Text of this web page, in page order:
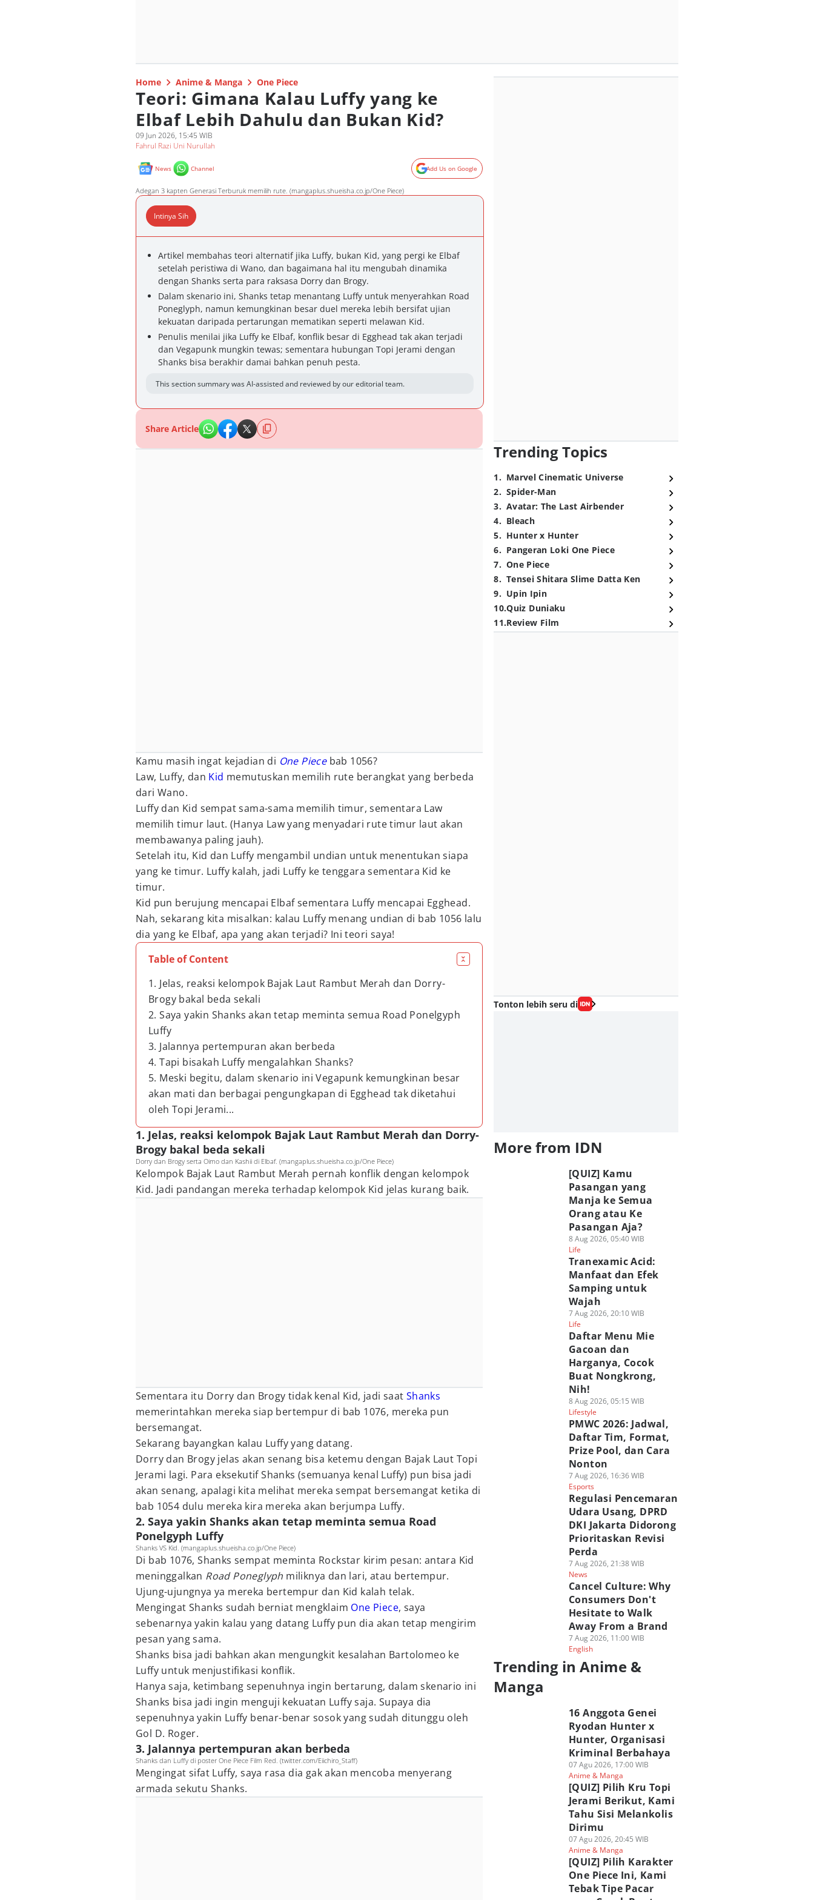
Home Anime & Manga One Piece
Teori: Gimana Kalau Luffy yang ke
Elbaf Lebih Dahulu dan Bukan Kid?
09 Jun 2026, 15:45 WIB
Fahrul Razi Uni Nurullah
News Channel Add Us on Google
Adegan 3 kapten Generasi Terburuk memilih rute. (mangaplus.shueisha.co.jp/One Piece)
Intinya Sih
Artikel membahas teori alternatif jika Luffy, bukan Kid, yang pergi ke Elbaf
setelah peristiwa di Wano, dan bagaimana hal itu mengubah dinamika
dengan Shanks serta para raksasa Dorry dan Brogy.
Dalam skenario ini, Shanks tetap menantang Luffy untuk menyerahkan Road
Poneglyph, namun kemungkinan besar duel mereka lebih bersifat ujian
kekuatan daripada pertarungan mematikan seperti melawan Kid.
Penulis menilai jika Luffy ke Elbaf, konflik besar di Egghead tak akan terjadi
dan Vegapunk mungkin tewas; sementara hubungan Topi Jerami dengan
Shanks bisa berakhir damai bahkan penuh pesta.
This section summary was AI-assisted and reviewed by our editorial team.
Share Article
Kamu masih ingat kejadian di One Piece bab 1056?
Law, Luffy, dan Kid memutuskan memilih rute berangkat yang berbeda
dari Wano.
Luffy dan Kid sempat sama-sama memilih timur, sementara Law
memilih timur laut. (Hanya Law yang menyadari rute timur laut akan
membawanya paling jauh).
Setelah itu, Kid dan Luffy mengambil undian untuk menentukan siapa
yang ke timur. Luffy kalah, jadi Luffy ke tenggara sementara Kid ke
timur.
Kid pun berujung mencapai Elbaf sementara Luffy mencapai Egghead.
Nah, sekarang kita misalkan: kalau Luffy menang undian di bab 1056 lalu
dia yang ke Elbaf, apa yang akan terjadi? Ini teori saya!
Table of Content
1. Jelas, reaksi kelompok Bajak Laut Rambut Merah dan Dorry-
Brogy bakal beda sekali
2. Saya yakin Shanks akan tetap meminta semua Road Ponelgyph
Luffy
3. Jalannya pertempuran akan berbeda
4. Tapi bisakah Luffy mengalahkan Shanks?
5. Meski begitu, dalam skenario ini Vegapunk kemungkinan besar
akan mati dan berbagai pengungkapan di Egghead tak diketahui
oleh Topi Jerami...
1. Jelas, reaksi kelompok Bajak Laut Rambut Merah dan Dorry-
Brogy bakal beda sekali
Dorry dan Brogy serta Oimo dan Kashii di Elbaf. (mangaplus.shueisha.co.jp/One Piece)
Kelompok Bajak Laut Rambut Merah pernah konflik dengan kelompok
Kid. Jadi pandangan mereka terhadap kelompok Kid jelas kurang baik.
Sementara itu Dorry dan Brogy tidak kenal Kid, jadi saat Shanks
memerintahkan mereka siap bertempur di bab 1076, mereka pun
bersemangat.
Sekarang bayangkan kalau Luffy yang datang.
Dorry dan Brogy jelas akan senang bisa ketemu dengan Bajak Laut Topi
Jerami lagi. Para eksekutif Shanks (semuanya kenal Luffy) pun bisa jadi
akan senang, apalagi kita melihat mereka sempat bersemangat ketika di
bab 1054 dulu mereka kira mereka akan berjumpa Luffy.
2. Saya yakin Shanks akan tetap meminta semua Road
Ponelgyph Luffy
Shanks VS Kid. (mangaplus.shueisha.co.jp/One Piece)
Di bab 1076, Shanks sempat meminta Rockstar kirim pesan: antara Kid
meninggalkan Road Poneglyph miliknya dan lari, atau bertempur.
Ujung-ujungnya ya mereka bertempur dan Kid kalah telak.
Mengingat Shanks sudah berniat mengklaim One Piece, saya
sebenarnya yakin kalau yang datang Luffy pun dia akan tetap mengirim
pesan yang sama.
Shanks bisa jadi bahkan akan mengungkit kesalahan Bartolomeo ke
Luffy untuk menjustifikasi konflik.
Hanya saja, ketimbang sepenuhnya ingin bertarung, dalam skenario ini
Shanks bisa jadi ingin menguji kekuatan Luffy saja. Supaya dia
sepenuhnya yakin Luffy benar-benar sosok yang sudah ditunggu oleh
Gol D. Roger.
3. Jalannya pertempuran akan berbeda
Shanks dan Luffy di poster One Piece Film Red. (twitter.com/Eiichiro_Staff)
Mengingat sifat Luffy, saya rasa dia gak akan mencoba menyerang
armada sekutu Shanks.
Trending Topics
1. Marvel Cinematic Universe
2. Spider-Man
3. Avatar: The Last Airbender
4. Bleach
5. Hunter x Hunter
6. Pangeran Loki One Piece
7. One Piece
8. Tensei Shitara Slime Datta Ken
9. Upin Ipin
10.Quiz Duniaku
11.Review Film
Tonton lebih seru di
More from IDN
[QUIZ] Kamu
Pasangan yang
Manja ke Semua
Orang atau Ke
Pasangan Aja?
8 Aug 2026, 05:40 WIB
Life
Tranexamic Acid:
Manfaat dan Efek
Samping untuk
Wajah
7 Aug 2026, 20:10 WIB
Life
Daftar Menu Mie
Gacoan dan
Harganya, Cocok
Buat Nongkrong,
Nih!
8 Aug 2026, 05:15 WIB
Lifestyle
PMWC 2026: Jadwal,
Daftar Tim, Format,
Prize Pool, dan Cara
Nonton
7 Aug 2026, 16:36 WIB
Esports
Regulasi Pencemaran
Udara Usang, DPRD
DKI Jakarta Didorong
Prioritaskan Revisi
Perda
7 Aug 2026, 21:38 WIB
News
Cancel Culture: Why
Consumers Don't
Hesitate to Walk
Away From a Brand
7 Aug 2026, 11:00 WIB
English
Trending in Anime &
Manga
16 Anggota Genei
Ryodan Hunter x
Hunter, Organisasi
Kriminal Berbahaya
07 Agu 2026, 17:00 WIB
Anime & Manga
[QUIZ] Pilih Kru Topi
Jerami Berikut, Kami
Tahu Sisi Melankolis
Dirimu
07 Agu 2026, 20:45 WIB
Anime & Manga
[QUIZ] Pilih Karakter
One Piece Ini, Kami
Tebak Tipe Pacar